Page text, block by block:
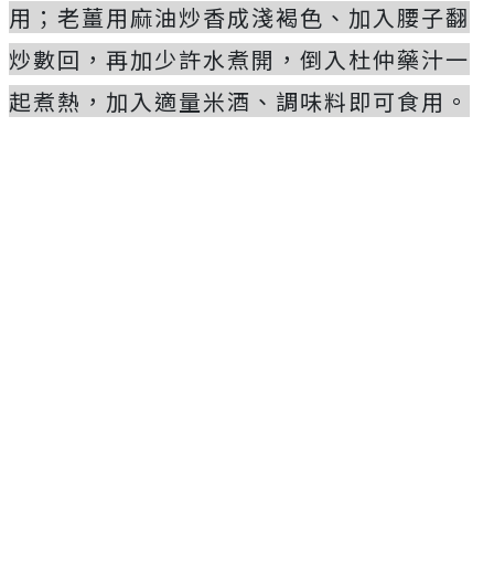
用；老薑用麻油炒香成淺褐色、加入腰子翻
炒數回，再加少許水煮開，倒入杜仲藥汁一
起煮熱，加入適量米酒、調味料即可食用。